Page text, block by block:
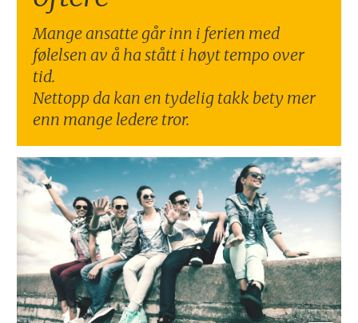
Mange ansatte går inn i ferien med
følelsen av å ha stått i høyt tempo over
tid.
Nettopp da kan en tydelig takk bety mer
enn mange ledere tror.